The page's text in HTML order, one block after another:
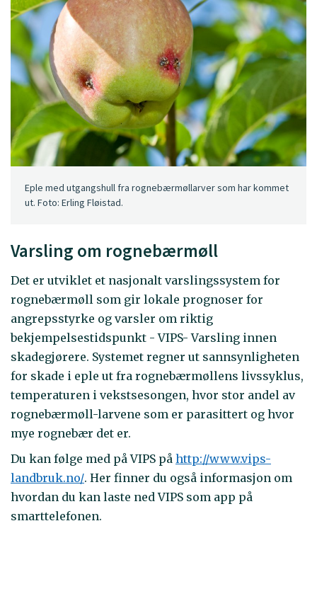
Eple med utgangshull fra rognebærmøllarver som har kommet
ut. Foto: Erling Fløistad.
Varsling om rognebærmøll
Det er utviklet et nasjonalt varslingssystem for
rognebærmøll som gir lokale prognoser for
angrepsstyrke og varsler om riktig
bekjempelsestidspunkt - VIPS- Varsling innen
skadegjørere. Systemet regner ut sannsynligheten
for skade i eple ut fra rognebærmøllens livssyklus,
temperaturen i vekstsesongen, hvor stor andel av
rognebærmøll-larvene som er parasittert og hvor
mye rognebær det er.
Du kan følge med på VIPS på http://www.vips-
landbruk.no/. Her finner du også informasjon om
hvordan du kan laste ned VIPS som app på
smarttelefonen.